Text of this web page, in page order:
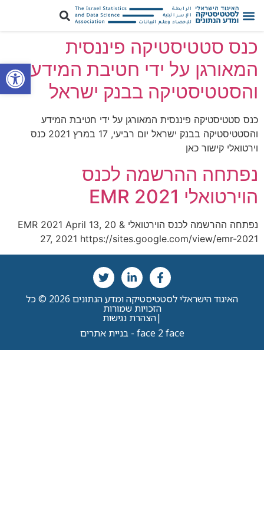
פתח
כנס סטטיסטיקה פיננסית
המאורגן על ידי חטיבת המידע
והסטטיסטיקה בבנק ישראל
כנס סטטיסטיקה פיננסית המאורגן על ידי חטיבת המידע
והסטטיסטיקה בבנק ישראל יום רביעי, 17 במרץ 2021 כנס
וירטואלי קישור כאן
נפתחה ההרשמה לכנס
הוירטואלי EMR 2021
נפתחה ההרשמה לכנס הוירטואלי EMR 2021 April 13, 20 &
27, 2021 https://sites.google.com/view/emr-2021
האיגוד הישראלי לסטטיסטיקה ומדע הנתונים 2026 © כל
הזכויות שמורות
|הצהרת נגישות
face 2 face - בניית אתרים